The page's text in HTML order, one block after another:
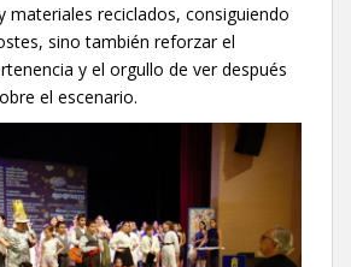
materiales reciclados, consiguiendo
sino también reforzar el
y el orgullo de ver después
el escenario.